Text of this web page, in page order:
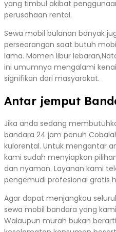
yang timbul akibat
perusahaan rental.
Sewa mobil bulanan banyak
perseorangan saat butuh
lama. Momen libur
ini umumnya mengalami
signifikan dari masyarakat.
Antar jemput
Jika anda sedang
bandara 24 jam penuh
kulorental. Untuk mengantar
kami sudah menyiapkan
dan nyaman. Layanan kami
pengemudi profesional gratis
Agar dapat menjangkau
sewa mobil bandara yang
Walaupun murah bukan